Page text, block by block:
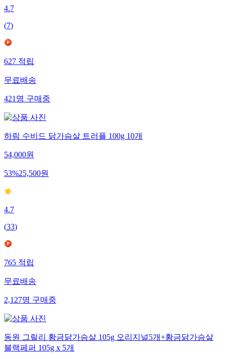
4.7
(7)
627적립
무료배송
421명구매중
하림 수비드 닭가슴살 트러플 100g 10개
54,000원
53%25,500원
4.7
(33)
765적립
무료배송
2,127명구매중
동원 그릴리 황금닭가슴살 105g 오리지널5개+황금닭가슴살
블랙페퍼 105g x 5개